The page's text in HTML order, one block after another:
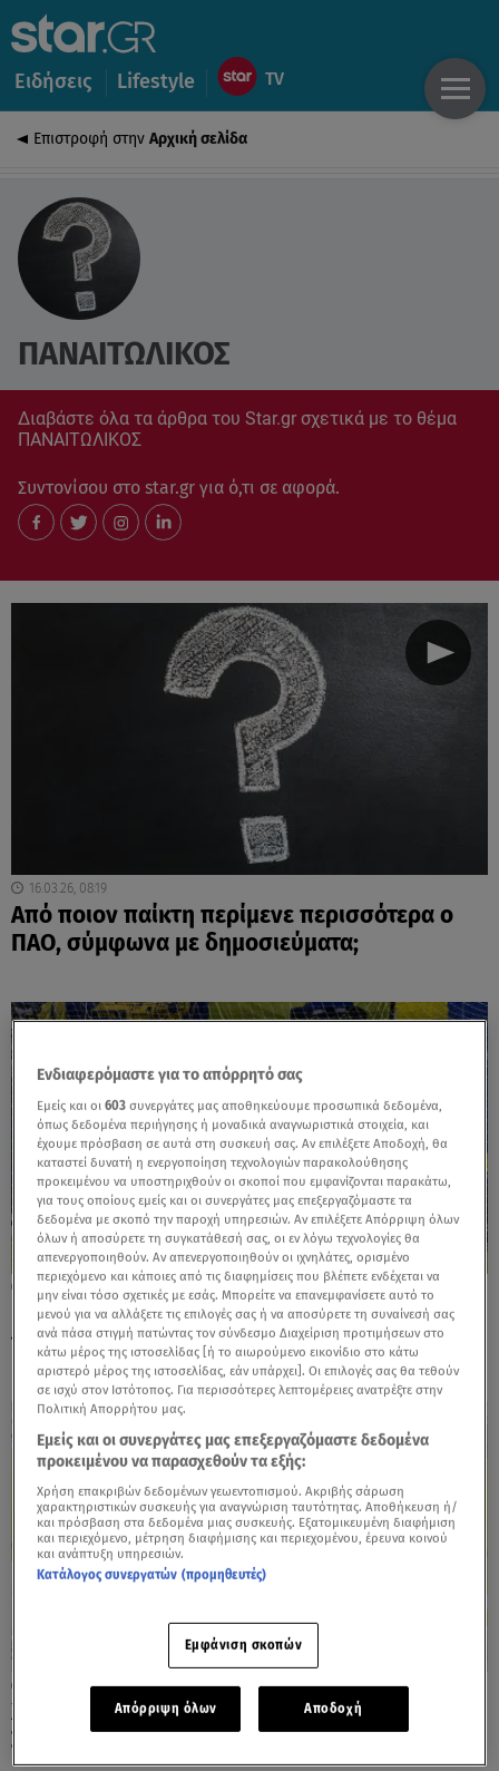
Ειδήσεις Lifestyle
Επιστροφή στην Αρχική σελίδα
ΠΑΝΑΙΤΩΛΙΚΟΣ
Διαβάστε όλα τα άρθρα του Star.gr σχετικά με το θέμα
ΠΑΝΑΙΤΩΛΙΚΟΣ
Συντονίσου στο star.gr για ό,τι σε αφορά.
16.03.26, 08:19
Aπό ποιον παίκτη περίμενε περισσότερα ο
ΠΑΟ, σύμφωνα με δημοσιεύματα;
05.10.24, 21:40
Παναιτωλικός - ΑΕΚ 1-0: Ο Luis έδωσε τη
νίκη στο Αγρίνιο
16.12.23, 17:36
Χαμόγελα για Αλμέιδα - Επιστρέφει ο
Σιμάνσκι, στον αέρα η συμμετοχή Πινέδα
Ενδιαφερόμαστε για το απόρρητό σας
Εμείς και οι603 συνεργάτες μας αποθηκεύουμε προσωπικά δεδομένα,
όπως δεδομένα περιήγησης ή μοναδικά αναγνωριστικά στοιχεία, και
έχουμε πρόσβαση σε αυτά στη συσκευή σας. Αν επιλέξετε Αποδοχή, θα
καταστεί δυνατή η ενεργοποίηση τεχνολογιών παρακολούθησης
προκειμένου να υποστηριχθούν οι σκοποί που εμφανίζονται παρακάτω,
για τους οποίους εμείς και οι συνεργάτες μας επεξεργαζόμαστε τα
δεδομένα με σκοπό την παροχή υπηρεσιών. Αν επιλέξετε Απόρριψη όλων
όλων ή αποσύρετε τη συγκατάθεσή σας, οι εν λόγω τεχνολογίες θα
απενεργοποιηθούν. Αν απενεργοποιηθούν οι ιχνηλάτες, ορισμένο
περιεχόμενο και κάποιες από τις διαφημίσεις που βλέπετε ενδέχεται να
μην είναι τόσο σχετικές με εσάς. Μπορείτε να επανεμφανίσετε αυτό το
μενού για να αλλάξετε τις επιλογές σας ή να αποσύρετε τη συναίνεσή σας
ανά πάσα στιγμή πατώντας τον σύνδεσμο Διαχείριση προτιμήσεων στο
κάτω μέρος της ιστοσελίδας [ή το αιωρούμενο εικονίδιο στο κάτω
αριστερό μέρος της ιστοσελίδας, εάν υπάρχει]. Οι επιλογές σας θα τεθούν
σε ισχύ στον Ιστότοπος. Για περισσότερες λεπτομέρειες ανατρέξτε στην
Πολιτική Απορρήτου μας.
Εμείς και οι συνεργάτες μας επεξεργαζόμαστε δεδομένα
προκειμένου να παρασχεθούν τα εξής:
Χρήση επακριβών δεδομένων γεωεντοπισμού. Ακριβής σάρωση
χαρακτηριστικών συσκευής για αναγνώριση ταυτότητας. Αποθήκευση ή/
και πρόσβαση στα δεδομένα μιας συσκευής. Εξατομικευμένη διαφήμιση
και περιεχόμενο, μέτρηση διαφήμισης και περιεχομένου, έρευνα κοινού
και ανάπτυξη υπηρεσιών.
Κατάλογος συνεργατών (προμηθευτές)
Εμφάνιση σκοπών
Απόρριψη όλων Αποδοχή